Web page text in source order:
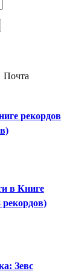
Почта
рекордов
в Книге
рекордов)
Зевс